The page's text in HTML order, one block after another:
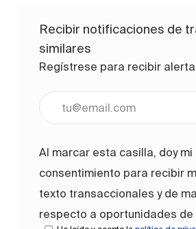
Recibir notificaciones de
similares
Regístrese para recibir
Ingrese la dirección de
Al marcar esta casilla, doy mi
consentimiento para recibir
texto transaccionales y de
respecto a oportunidades de